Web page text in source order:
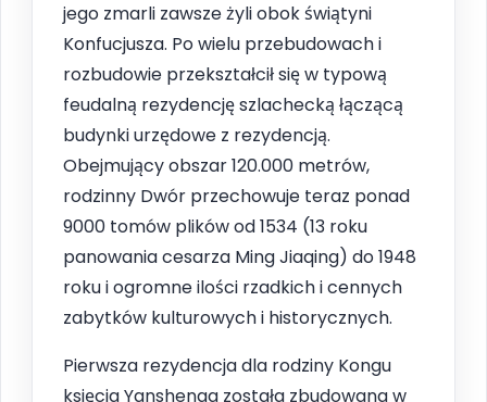
jego zmarli zawsze żyli obok świątyni
Konfucjusza. Po wielu przebudowach i
rozbudowie przekształcił się w typową
feudalną rezydencję szlachecką łączącą
budynki urzędowe z rezydencją.
Obejmujący obszar 120.000 metrów,
rodzinny Dwór przechowuje teraz ponad
9000 tomów plików od 1534 (13 roku
panowania cesarza Ming Jiaqing) do 1948
roku i ogromne ilości rzadkich i cennych
zabytków kulturowych i historycznych.
Pierwsza rezydencja dla rodziny Kongu
księcia Yanshenga została zbudowana w